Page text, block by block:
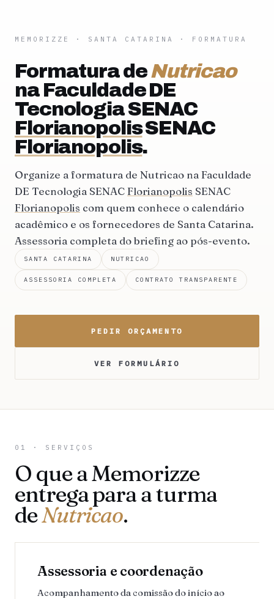
MEMORIZZE · SANTA CATARINA · FORMATURA
Formatura deNutricao
na Faculdade DE
Tecnologia SENAC
FlorianopolisSENAC
Florianopolis.
Organize a formatura de Nutricao na Faculdade
DE Tecnologia SENACFlorianopolis SENAC
Florianopolis com quem conhece o calendário
acadêmico e os fornecedores de Santa Catarina.
Assessoria completa do briefing ao pós-evento.
SANTA CATARINA NUTRICAO
ASSESSORIA COMPLETA CONTRATO TRANSPARENTE
PEDIR ORÇAMENTO
VER FORMULÁRIO
01 · SERVIÇOS
O que a Memorizze
entrega para a turma
deNutricao.
Assessoria e coordenação
Acompanhamento da comissão do início ao